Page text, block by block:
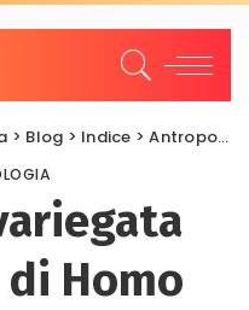
> Blog > Indice >Antropologia
Homo